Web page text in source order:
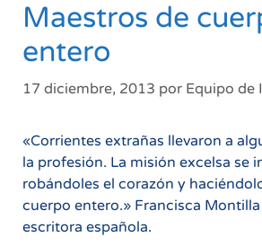
Maestros de
entero
17 diciembre, 2013 por Equipo de
«Corrientes extrañas llevaron a
la profesión. La misión excelsa se
robándoles el corazón y
cuerpo entero.» Francisca
escritora española.